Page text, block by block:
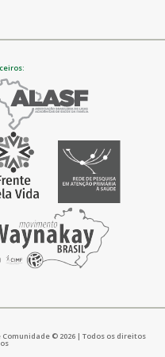
© 2026 | Todos os direitos